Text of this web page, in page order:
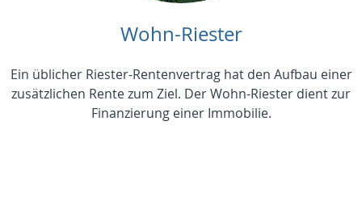
Wohn-Riester
Ein üblicher Riester-Rentenvertrag hat den Aufbau einer
zusätzlichen Rente zum Ziel. Der Wohn-Riester dient zur
Finanzierung einer Immobilie.